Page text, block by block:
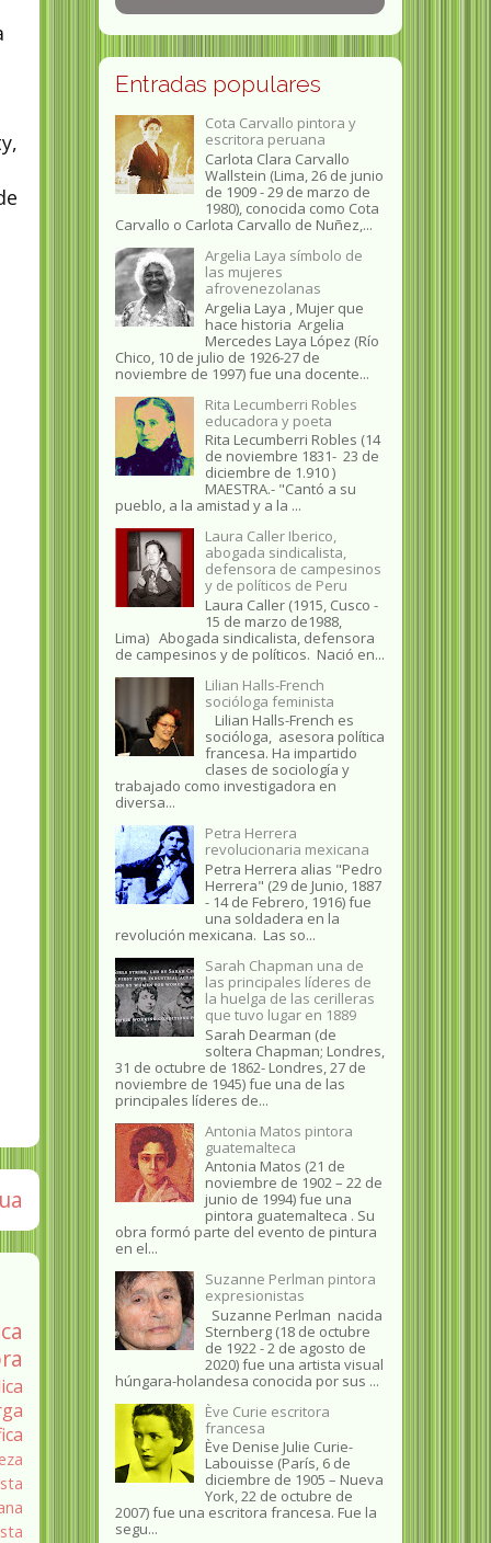
Entradas populares
Cota Carvallo pintora y
escritora peruana
Carlota Clara Carvallo
Wallstein (Lima, 26 de junio
de 1909 - 29 de marzo de
1980), conocida como Cota
Carvallo o Carlota Carvallo de Nuñez,...
Argelia Laya símbolo de
las mujeres
afrovenezolanas
Argelia Laya , Mujer que
hace historia Argelia
Mercedes Laya López (Río
Chico, 10 de julio de 1926-27 de
noviembre de 1997) fue una docente...
Rita Lecumberri Robles
educadora y poeta
Rita Lecumberri Robles (14
de noviembre 1831- 23 de
diciembre de 1.910 )
MAESTRA.- "Cantó a su
pueblo, a la amistad y a la ...
Laura Caller Iberico,
abogada sindicalista,
defensora de campesinos
y de políticos de Peru
Laura Caller (1915, Cusco -
15 de marzo de1988,
Lima) Abogada sindicalista, defensora
de campesinos y de políticos. Nació en...
Lilian Halls-French
socióloga feminista
Lilian Halls-French es
socióloga, asesora política
francesa. Ha impartido
clases de sociología y
trabajado como investigadora en
diversa...
Petra Herrera
revolucionaria mexicana
Petra Herrera alias "Pedro
Herrera" (29 de Junio, 1887
- 14 de Febrero, 1916) fue
una soldadera en la
revolución mexicana. Las so...
Sarah Chapman una de
las principales líderes de
la huelga de las cerilleras
que tuvo lugar en 1889
Sarah Dearman (de
soltera Chapman; Londres,
31 de octubre de 1862​- Londres, 27 de
noviembre de 1945)​ fue una de las
principales líderes de...
Antonia Matos pintora
guatemalteca
Antonia Matos (21 de
noviembre de 1902 – 22 de
junio de 1994) fue una
pintora guatemalteca . Su
obra formó parte del evento de pintura
en el...
Suzanne Perlman pintora
expresionistas
Suzanne Perlman nacida
Sternberg (18 de octubre
de 1922 - 2 de agosto de
2020) fue una artista visual
húngara-holandesa conocida por sus ...
Ève Curie escritora
francesa
Ève Denise Julie Curie-
Labouisse (París, 6 de
diciembre de 1905 – Nueva
York, 22 de octubre de
2007) fue una escritora francesa. Fue la
segu...